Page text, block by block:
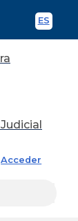
ES
Acceder